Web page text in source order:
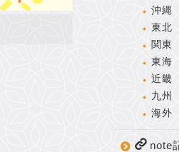
沖縄
東北
関東
東海
近畿
九州
海外
note